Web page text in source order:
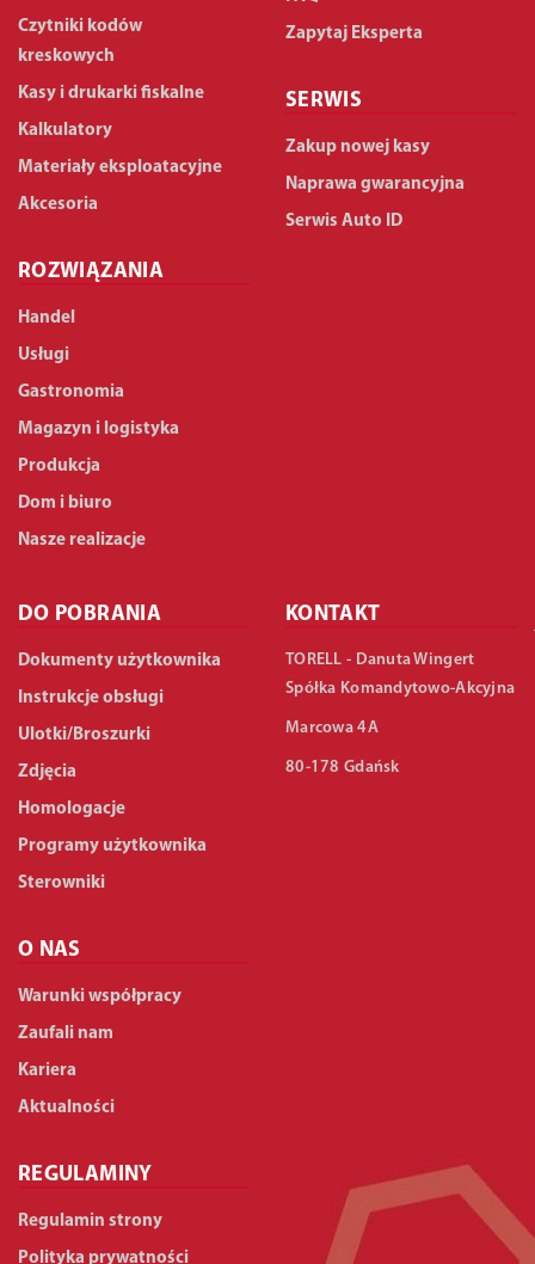
Czytniki kodów
kreskowych
Kasy i drukarki fiskalne
Kalkulatory
Materiały eksploatacyjne
Akcesoria
ROZWIĄZANIA
Handel
Usługi
Gastronomia
Magazyn i logistyka
Produkcja
Dom i biuro
Nasze realizacje
Zapytaj Eksperta
SERWIS
Zakup nowej kasy
Naprawa gwarancyjna
Serwis Auto ID
DO POBRANIA
Dokumenty użytkownika
Instrukcje obsługi
Ulotki/Broszurki
Zdjęcia
Homologacje
Programy użytkownika
Sterowniki
O NAS
Warunki współpracy
Zaufali nam
Kariera
Aktualności
REGULAMINY
Regulamin strony
Polityka prywatności
KONTAKT
TORELL - Danuta Wingert
Spółka Komandytowo-Akcyjna
Marcowa 4A
80-178 Gdańsk